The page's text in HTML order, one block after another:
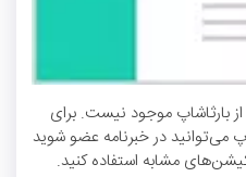
بارثاشاپ موجود نیست. برای
می‌توانید در خبرنامه عضو شوید
مشابه استفاده کنید.